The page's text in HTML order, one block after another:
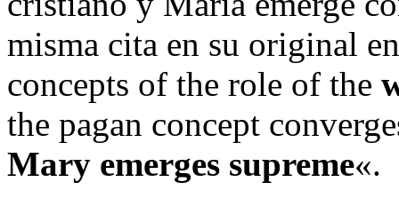
misma cita en su original
concepts of the role of the
the pagan concept
Mary emerges supreme«.